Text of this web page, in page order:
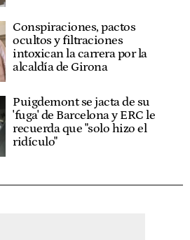
Conspiraciones, pactos
ocultos y filtraciones
intoxican la carrera por la
alcaldía de Girona
Puigdemont se jacta de su
'fuga' de Barcelona y ERC le
recuerda que "solo hizo el
ridículo"